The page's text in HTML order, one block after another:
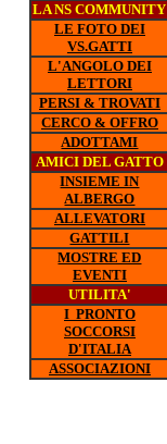
LA NS COMMUNITY
LE FOTO DEI
VS.GATTI
L'ANGOLO DEI
LETTORI
PERSI & TROVATI
CERCO & OFFRO
ADOTTAMI
AMICI DEL GATTO
INSIEME IN
ALBERGO
ALLEVATORI
GATTILI
MOSTRE ED
EVENTI
UTILITA'
I PRONTO
SOCCORSI
D'ITALIA
ASSOCIAZIONI